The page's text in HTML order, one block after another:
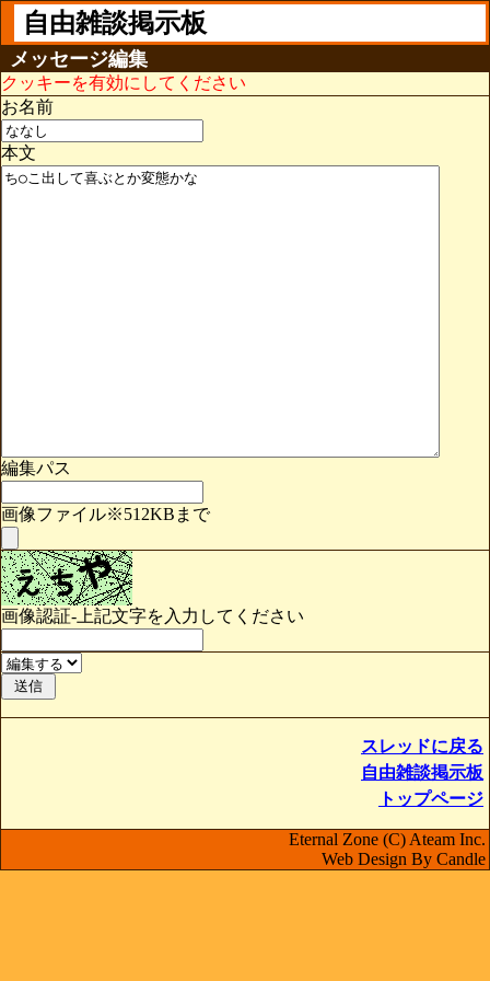
自由雑談掲示板
メッセージ編集
クッキーを有効にしてください
お名前
本文
編集パス
画像ファイル※512KBまで
画像認証-上記文字を入力してください
スレッドに戻る
自由雑談掲示板
トップページ
Eternal Zone (C) Ateam Inc.
Web Design By Candle